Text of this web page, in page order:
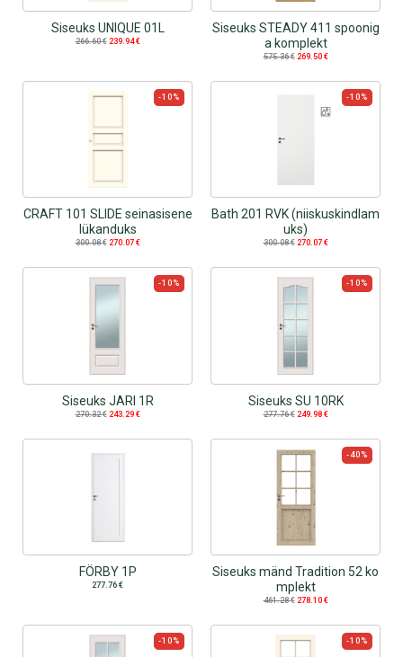
Siseuks UNIQUE 01L
266.60€ 239.94€
Siseuks STEADY 411 spoonig
a komplekt
575.36€ 269.50 €
-10%
CRAFT 101 SLIDE seinasisene
lükanduks
300.08€ 270.07 €
-10%
Bath 201 RVK (niiskuskindlam
uks)
300.08€ 270.07 €
-10%
Siseuks JARI 1R
270.32€ 243.29 €
-10%
Siseuks SU 10RK
277.76€ 249.98 €
FÖRBY 1P
277.76 €
-40%
Siseuks mänd Tradition 52 ko
mplekt
461.28€ 278.10 €
-10% -10%